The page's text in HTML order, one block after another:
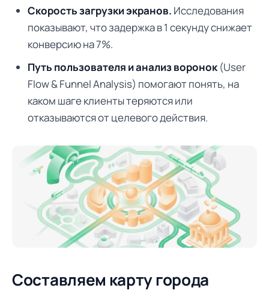
Скорость загрузки экранов. Исследования
показывают, что задержка в 1 секунду снижает
конверсию на 7%.
Путь пользователя и анализ воронок(User
Flow & Funnel Analysis) помогают понять, на
каком шаге клиенты теряются или
отказываются от целевого действия.
Составляем карту города